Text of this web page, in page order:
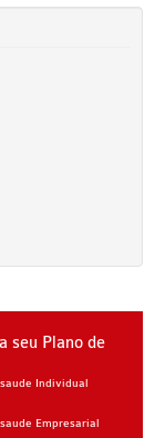
seu Plano de
Individual
Empresarial